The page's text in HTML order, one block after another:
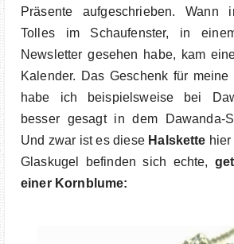
Präsente aufgeschrieben. Wann
Tolles im Schaufenster, in
Newsletter gesehen habe, kam
Kalender. Das Geschenk für
habe ich beispielsweise bei
besser gesagt in dem Dawanda-
Und zwar ist es diese Halskette
Glaskugel befinden sich echte,
einer Kornblume: